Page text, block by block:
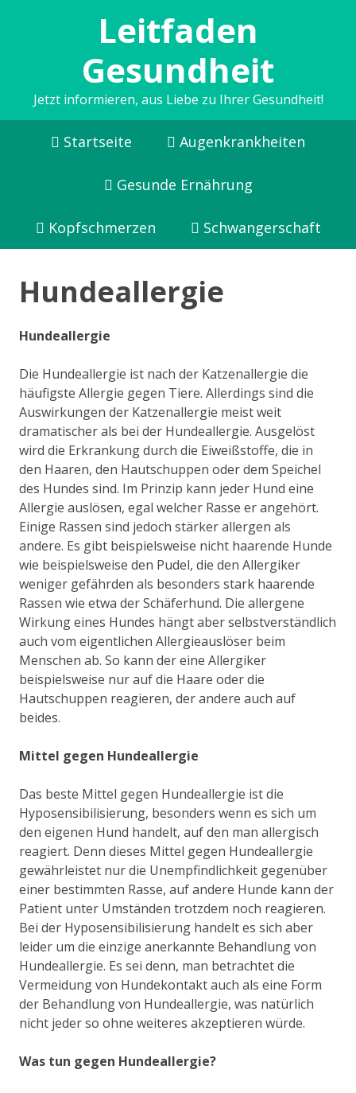
Leitfaden
Gesundheit
Jetzt informieren, aus Liebe zu Ihrer Gesundheit!
Startseite Augenkrankheiten
Gesunde Ernährung
Kopfschmerzen Schwangerschaft
Hundeallergie
Hundeallergie
Die Hundeallergie ist nach der Katzenallergie die
häufigste Allergie gegen Tiere. Allerdings sind die
Auswirkungen der Katzenallergie meist weit
dramatischer als bei der Hundeallergie. Ausgelöst
wird die Erkrankung durch die Eiweißstoffe, die in
den Haaren, den Hautschuppen oder dem Speichel
des Hundes sind. Im Prinzip kann jeder Hund eine
Allergie auslösen, egal welcher Rasse er angehört.
Einige Rassen sind jedoch stärker allergen als
andere. Es gibt beispielsweise nicht haarende Hunde
wie beispielsweise den Pudel, die den Allergiker
weniger gefährden als besonders stark haarende
Rassen wie etwa der Schäferhund. Die allergene
Wirkung eines Hundes hängt aber selbstverständlich
auch vom eigentlichen Allergieauslöser beim
Menschen ab. So kann der eine Allergiker
beispielsweise nur auf die Haare oder die
Hautschuppen reagieren, der andere auch auf
beides.
Mittel gegen Hundeallergie
Das beste Mittel gegen Hundeallergie ist die
Hyposensibilisierung, besonders wenn es sich um
den eigenen Hund handelt, auf den man allergisch
reagiert. Denn dieses Mittel gegen Hundeallergie
gewährleistet nur die Unempfindlichkeit gegenüber
einer bestimmten Rasse, auf andere Hunde kann der
Patient unter Umständen trotzdem noch reagieren.
Bei der Hyposensibilisierung handelt es sich aber
leider um die einzige anerkannte Behandlung von
Hundeallergie. Es sei denn, man betrachtet die
Vermeidung von Hundekontakt auch als eine Form
der Behandlung von Hundeallergie, was natürlich
nicht jeder so ohne weiteres akzeptieren würde.
Was tun gegen Hundeallergie?